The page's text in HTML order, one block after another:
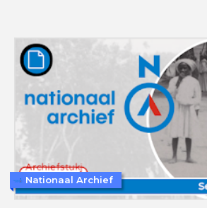
Nationaal Archief